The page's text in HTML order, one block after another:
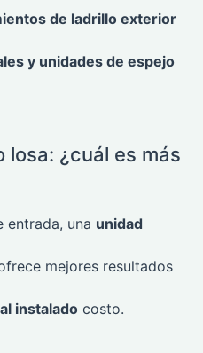
de ladrillo exterior
y unidades de espejo
losa: ¿cuál es más
entrada, una unidad
mejores resultados
instalado costo.